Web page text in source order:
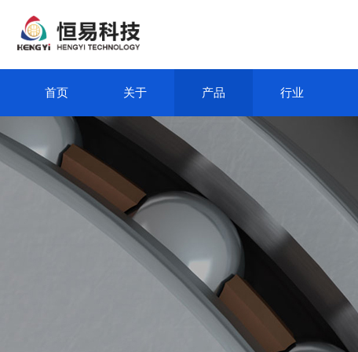
首页 关于 产品 行业